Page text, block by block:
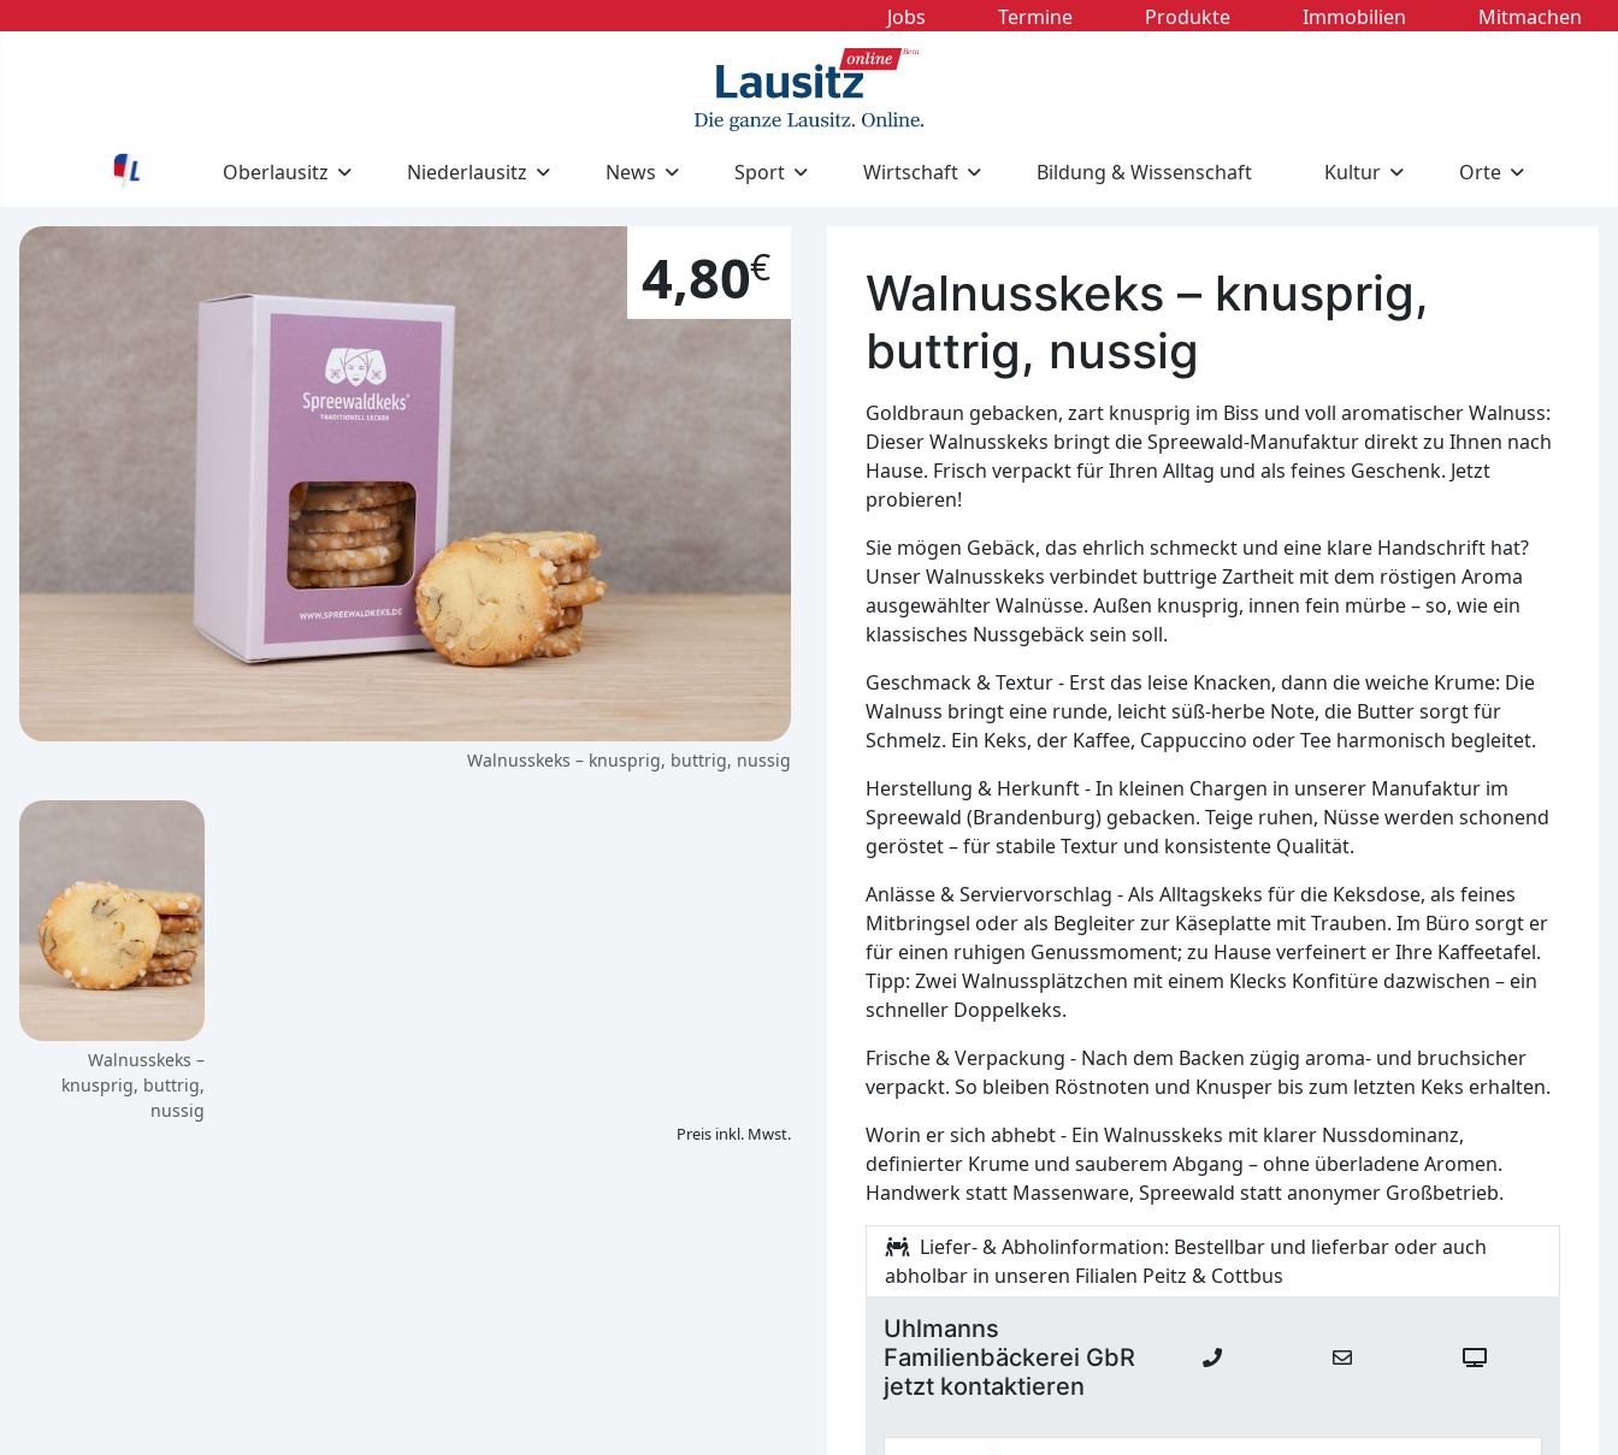
Jobs Termine Produkte Immobilien Mitmachen
Oberlausitz Niederlausitz News Sport Wirtschaft Bildung & Wissenschaft Kultur Orte
Walnusskeks – knusprig, buttrig, nussig
Walnusskeks –
knusprig, buttrig,
nussig
4,80€
Preis inkl. Mwst.
Walnusskeks – knusprig,
buttrig, nussig
Goldbraun gebacken, zart knusprig im Biss und voll aromatischer Walnuss:
Dieser Walnusskeks bringt die Spreewald-Manufaktur direkt zu Ihnen nach
Hause. Frisch verpackt für Ihren Alltag und als feines Geschenk. Jetzt
probieren!
Sie mögen Gebäck, das ehrlich schmeckt und eine klare Handschrift hat?
Unser Walnusskeks verbindet buttrige Zartheit mit dem röstigen Aroma
ausgewählter Walnüsse. Außen knusprig, innen fein mürbe – so, wie ein
klassisches Nussgebäck sein soll.
Geschmack & Textur - Erst das leise Knacken, dann die weiche Krume: Die
Walnuss bringt eine runde, leicht süß-herbe Note, die Butter sorgt für
Schmelz. Ein Keks, der Kaffee, Cappuccino oder Tee harmonisch begleitet.
Herstellung & Herkunft - In kleinen Chargen in unserer Manufaktur im
Spreewald (Brandenburg) gebacken. Teige ruhen, Nüsse werden schonend
geröstet – für stabile Textur und konsistente Qualität.
Anlässe & Serviervorschlag - Als Alltagskeks für die Keksdose, als feines
Mitbringsel oder als Begleiter zur Käseplatte mit Trauben. Im Büro sorgt er
für einen ruhigen Genussmoment; zu Hause verfeinert er Ihre Kaffeetafel.
Tipp: Zwei Walnussplätzchen mit einem Klecks Konfitüre dazwischen – ein
schneller Doppelkeks.
Frische & Verpackung - Nach dem Backen zügig aroma- und bruchsicher
verpackt. So bleiben Röstnoten und Knusper bis zum letzten Keks erhalten.
Worin er sich abhebt - Ein Walnusskeks mit klarer Nussdominanz,
definierter Krume und sauberem Abgang – ohne überladene Aromen.
Handwerk statt Massenware, Spreewald statt anonymer Großbetrieb.
Liefer- & Abholinformation: Bestellbar und lieferbar oder auch
abholbar in unseren Filialen Peitz & Cottbus
Uhlmanns
Familienbäckerei GbR
jetzt kontaktieren